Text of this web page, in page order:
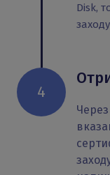
Disk,
4